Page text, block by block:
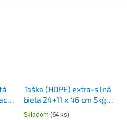
Taška (HDPE) extra-silná
biela 24+11 x 46 cm `5kg`
[100 ks]
Skladom (64 ks)